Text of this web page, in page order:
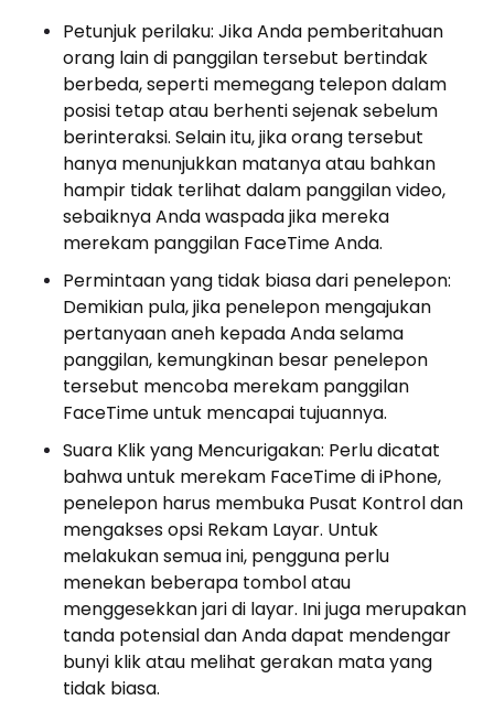
Petunjuk perilaku: Jika Anda pemberitahuan
orang lain di panggilan tersebut bertindak
berbeda, seperti memegang telepon dalam
posisi tetap atau berhenti sejenak sebelum
berinteraksi. Selain itu, jika orang tersebut
hanya menunjukkan matanya atau bahkan
hampir tidak terlihat dalam panggilan video,
sebaiknya Anda waspada jika mereka
merekam panggilan FaceTime Anda.
Permintaan yang tidak biasa dari penelepon:
Demikian pula, jika penelepon mengajukan
pertanyaan aneh kepada Anda selama
panggilan, kemungkinan besar penelepon
tersebut mencoba merekam panggilan
FaceTime untuk mencapai tujuannya.
Suara Klik yang Mencurigakan: Perlu dicatat
bahwa untuk merekam FaceTime di iPhone,
penelepon harus membuka Pusat Kontrol dan
mengakses opsi Rekam Layar. Untuk
melakukan semua ini, pengguna perlu
menekan beberapa tombol atau
menggesekkan jari di layar. Ini juga merupakan
tanda potensial dan Anda dapat mendengar
bunyi klik atau melihat gerakan mata yang
tidak biasa.